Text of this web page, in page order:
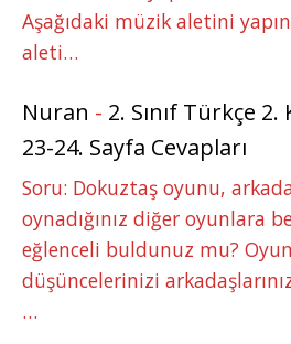
Aşağıdaki müzik aletini
aleti…
Nuran - 2. Sınıf Türkçe
23-24. Sayfa Cevapları
Soru: Dokuztaş oyunu,
oynadığınız diğer oyunlara
eğlenceli buldunuz mu?
düşüncelerinizi
…